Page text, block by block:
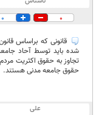
در انتظار بررسی:
0
0
قانونی که براساس
شده باید توسط آحاد
تجاوز به حقوق اکثریت
حقوق جامعه مدنی هستند.
علی